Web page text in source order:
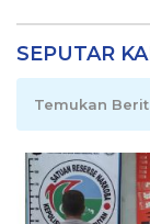
SEPUTAR
Temukan